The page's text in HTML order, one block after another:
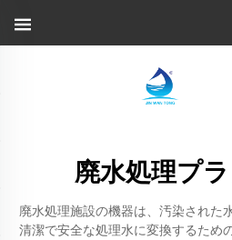
廃水処理プ
廃水処理施設の機器は、汚染された
清潔で安全な処理水に変換するため